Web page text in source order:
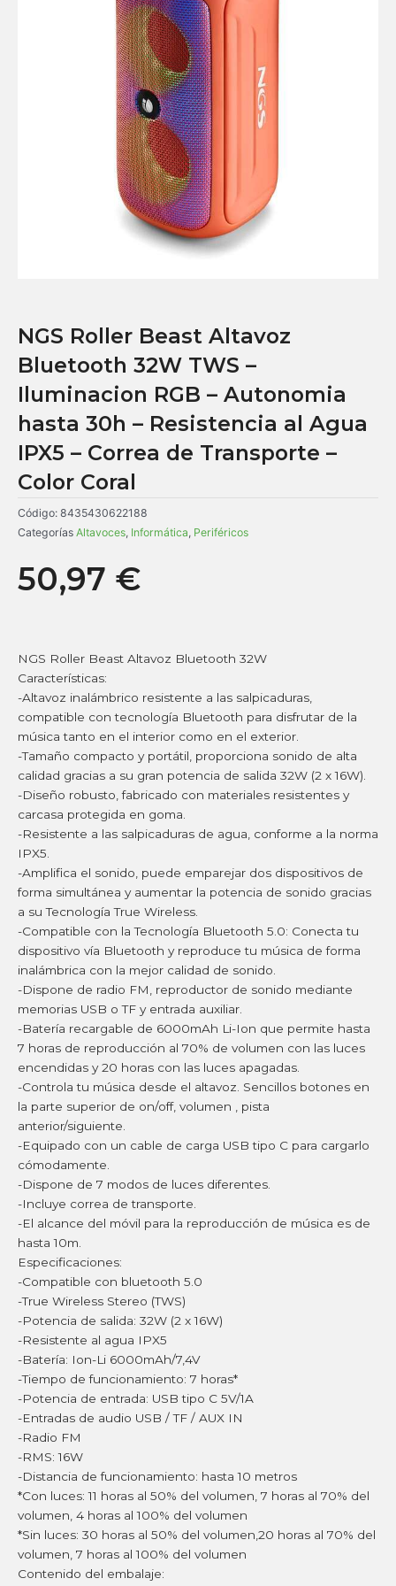
NGS Roller Beast Altavoz
Bluetooth 32W TWS –
Iluminacion RGB – Autonomia
hasta 30h – Resistencia al Agua
IPX5 – Correa de Transporte –
Color Coral
Código: 8435430622188
Categorías Altavoces, Informática, Periféricos
50,97 €
NGS Roller Beast Altavoz Bluetooth 32W
Características:
-Altavoz inalámbrico resistente a las salpicaduras,
compatible con tecnología Bluetooth para disfrutar de la
música tanto en el interior como en el exterior.
-Tamaño compacto y portátil, proporciona sonido de alta
calidad gracias a su gran potencia de salida 32W (2 x 16W).
-Diseño robusto, fabricado con materiales resistentes y
carcasa protegida en goma.
-Resistente a las salpicaduras de agua, conforme a la norma
IPX5.
-Amplifica el sonido, puede emparejar dos dispositivos de
forma simultánea y aumentar la potencia de sonido gracias
a su Tecnología True Wireless.
-Compatible con la Tecnología Bluetooth 5.0: Conecta tu
dispositivo vía Bluetooth y reproduce tu música de forma
inalámbrica con la mejor calidad de sonido.
-Dispone de radio FM, reproductor de sonido mediante
memorias USB o TF y entrada auxiliar.
-Batería recargable de 6000mAh Li-Ion que permite hasta
7 horas de reproducción al 70% de volumen con las luces
encendidas y 20 horas con las luces apagadas.
-Controla tu música desde el altavoz. Sencillos botones en
la parte superior de on/off, volumen , pista
anterior/siguiente.
-Equipado con un cable de carga USB tipo C para cargarlo
cómodamente.
-Dispone de 7 modos de luces diferentes.
-Incluye correa de transporte.
-El alcance del móvil para la reproducción de música es de
hasta 10m.
Especificaciones:
-Compatible con bluetooth 5.0
-True Wireless Stereo (TWS)
-Potencia de salida: 32W (2 x 16W)
-Resistente al agua IPX5
-Batería: Ion-Li 6000mAh/7,4V
-Tiempo de funcionamiento: 7 horas*
-Potencia de entrada: USB tipo C 5V/1A
-Entradas de audio USB / TF / AUX IN
-Radio FM
-RMS: 16W
-Distancia de funcionamiento: hasta 10 metros
*Con luces: 11 horas al 50% del volumen, 7 horas al 70% del
volumen, 4 horas al 100% del volumen
*Sin luces: 30 horas al 50% del volumen,20 horas al 70% del
volumen, 7 horas al 100% del volumen
Contenido del embalaje: